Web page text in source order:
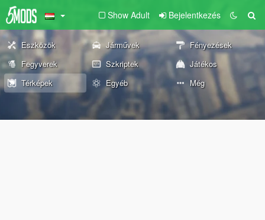
Show Adult Bejelentkezés
Eszközök Járművek
Fényezések
Fegyverek
Szkriptek
Játékos
Térképek
Egyéb Még